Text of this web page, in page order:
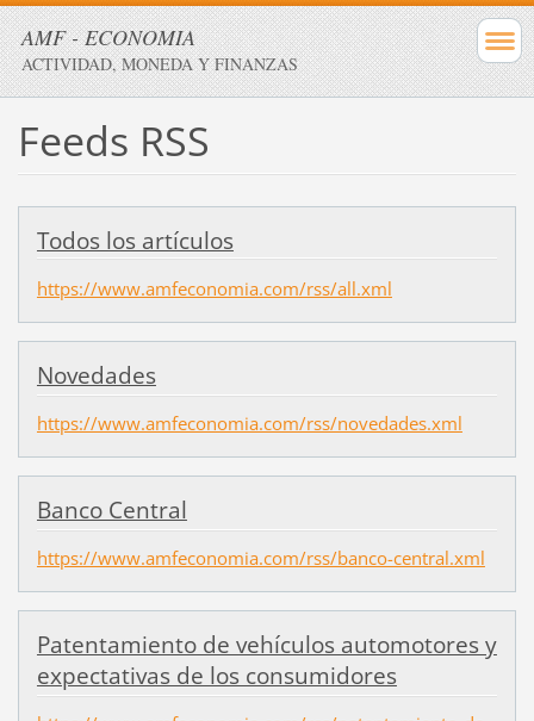
AMF - ECONOMIA
ACTIVIDAD, MONEDA Y FINANZAS
Feeds RSS
Todos los artículos
https://www.amfeconomia.com/rss/all.xml
Novedades
https://www.amfeconomia.com/rss/novedades.xml
Banco Central
https://www.amfeconomia.com/rss/banco-central.xml
Patentamiento de vehículos automotores y
expectativas de los consumidores